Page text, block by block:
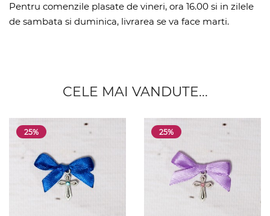
Pentru comenzile plasate de vineri, ora 16.00 si in zilele
de sambata si duminica, livrarea se va face marti.
CELE MAI VANDUTE...
25% 25%